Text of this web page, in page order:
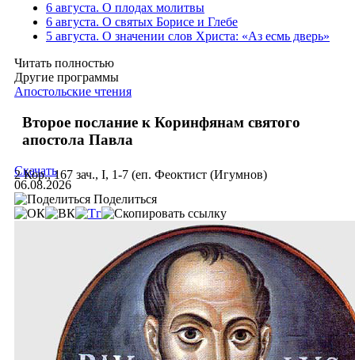
6 августа. О плодах молитвы
6 августа. О святых Борисе и Глебе
5 августа. О значении слов Христа: «Аз есмь дверь»
Читать полностью
Другие программы
Апостольские чтения
Второе послание к Коринфянам святого
апостола Павла
2 Кор., 167 зач., I, 1-7 (еп. Феоктист (Игумнов)
Скачать
06.08.2026
Поделиться